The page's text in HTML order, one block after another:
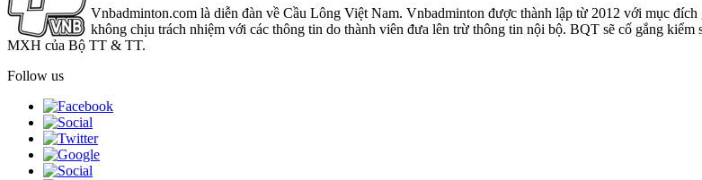
Vnbadminton.com là diễn đàn về Cầu Lông Việt Nam. Vnbadminton được thành lập từ 2012 với mục
không chịu trách nhiệm với các thông tin do thành viên đưa lên trừ thông tin nội bộ. BQT sẽ cố gắng
MXH của Bộ TT & TT.
Follow us